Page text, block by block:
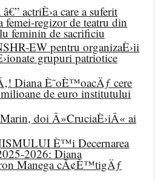
actriÈ›a care a suferit
regizor de teatru din
feminin de sacrificiu
EW pentru organizaÈ›ii
grupuri patriotice
Diana È˜oÈ™oacÄƒ cere
de euro institutului
doi Â»CruciaÈ›iÂ« ai
È™i Decernarea
2026: Diana
Manega cÃ¢È™tigÄƒ